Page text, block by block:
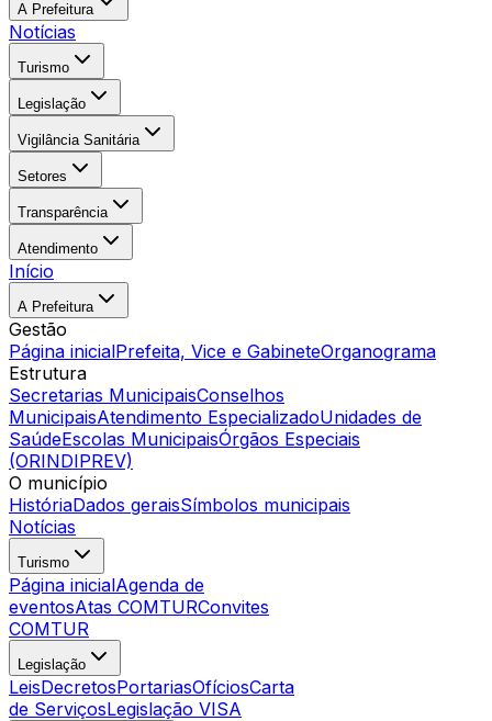
A Prefeitura
Notícias
Turismo
Legislação
Vigilância Sanitária
Setores
Transparência
Atendimento
Início
A Prefeitura
Gestão
Página inicialPrefeita, Vice e GabineteOrganograma
Estrutura
Secretarias MunicipaisConselhos
MunicipaisAtendimento EspecializadoUnidades de
SaúdeEscolas MunicipaisÓrgãos Especiais
(ORINDIPREV)
O município
HistóriaDados geraisSímbolos municipais
Notícias
Turismo
Página inicialAgenda de
eventosAtas COMTURConvites
COMTUR
Legislação
LeisDecretosPortariasOfíciosCarta
de ServiçosLegislação VISA